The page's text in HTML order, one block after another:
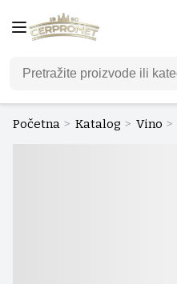
Početna > Katalog > Vino >